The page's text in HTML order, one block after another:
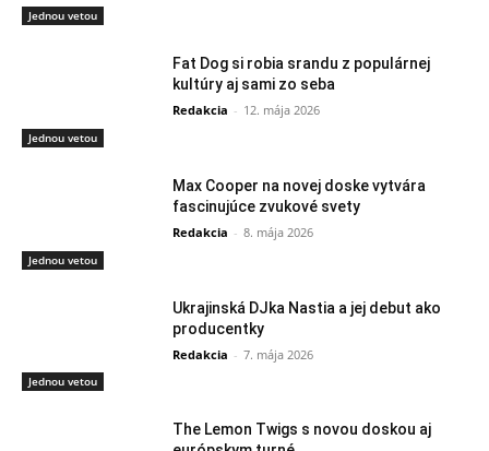
Jednou vetou
Jednou vetou
Fat Dog si robia srandu z populárnej
kultúry aj sami zo seba
Redakcia - 12. mája 2026
Jednou vetou
Max Cooper na novej doske vytvára
fascinujúce zvukové svety
Redakcia - 8. mája 2026
Jednou vetou
Ukrajinská DJka Nastia a jej debut ako
producentky
Redakcia - 7. mája 2026
The Lemon Twigs s novou doskou aj